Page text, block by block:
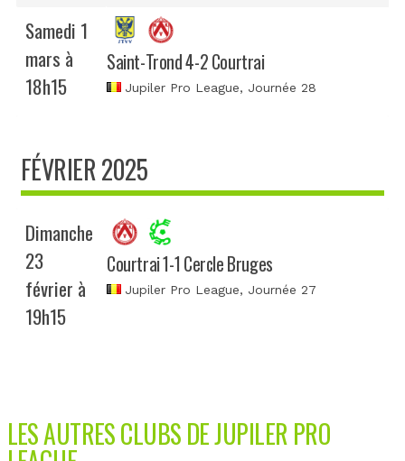
Samedi 1
mars à
18h15
Saint-Trond 4-2 Courtrai
Jupiler Pro League, Journée 28
FÉVRIER 2025
Dimanche
23
février à
19h15
Courtrai 1-1 Cercle Bruges
Jupiler Pro League, Journée 27
LES AUTRES CLUBS DE JUPILER PRO